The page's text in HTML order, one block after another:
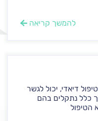
להמשך קריאה
דיאדי, יכול לגשר
כלל נתקלים בהם
הטיפול